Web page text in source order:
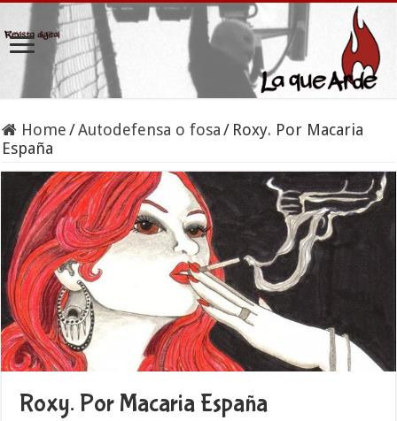
Home /Autodefensa o fosa / Roxy. Por Macaria
España
Roxy. Por Macaria España